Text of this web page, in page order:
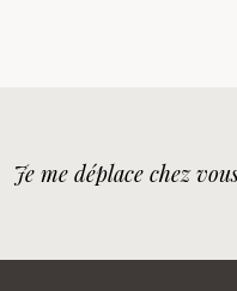
Je me déplace chez